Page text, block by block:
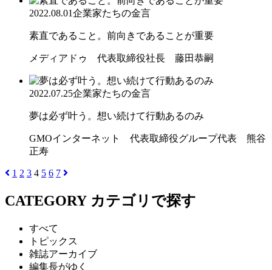
2022.08.01企業家たちの金言
素直であること。前向きであることが重要
メディアドゥ 代表取締役社長 藤田恭嗣
2022.07.25企業家たちの金言
夢は必ず叶う。想い続けて行動あるのみ
GMOインターネット 代表取締役グループ代表 熊谷
正寿
1 2 3 4 5 6 7
CATEGORY カテゴリで探す
すべて
トピックス
雑誌アーカイブ
編集長がゆく